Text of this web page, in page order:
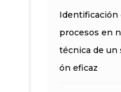
Identificación
procesos en
técnica de un
ón eficaz